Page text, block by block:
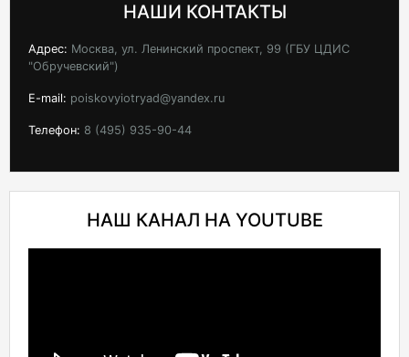
НАШИ КОНТАКТЫ
Адрес: Москва, ул. Ленинский проспект, 99 (ГБУ ЦДИС
"Обручевский")
E-mail: poiskovyiotryad@yandex.ru
Телефон: 8 (495) 935-90-44
НАШ КАНАЛ НА YOUTUBE